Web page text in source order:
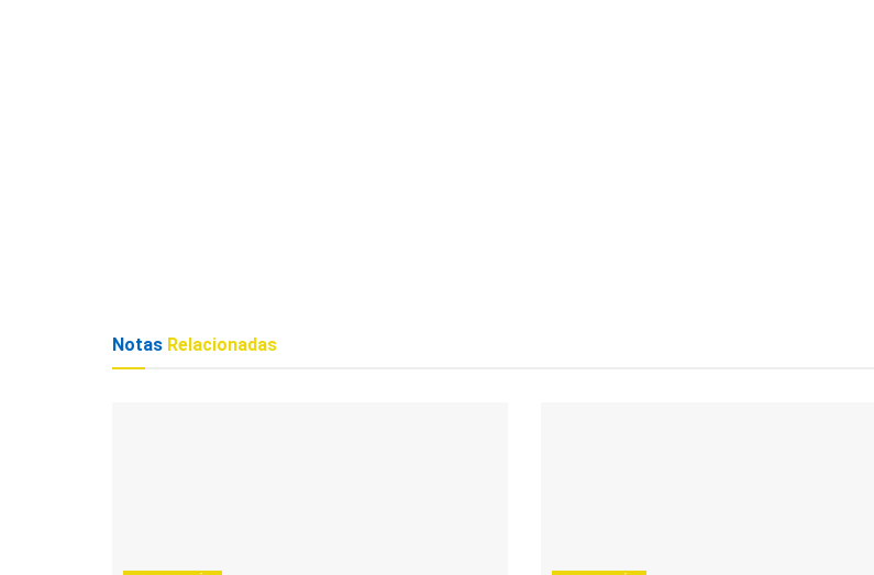
Notas Relacionadas